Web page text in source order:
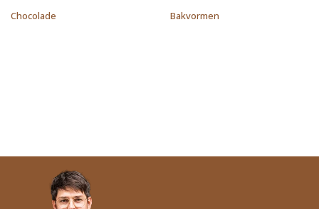
Chocolade Bakvormen